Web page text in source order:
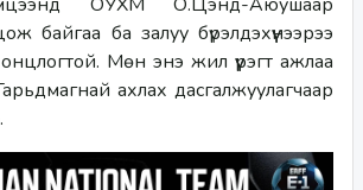
байгаа ба залуу бүрэлдэхүүнээрээ
Мөн энэ жил үүрэгт ажлаа
ахлах дасгалжуулагчаар